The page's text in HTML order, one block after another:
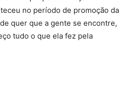
no período de promoção da
quer que a gente se encontre,
tudo o que ela fez pela